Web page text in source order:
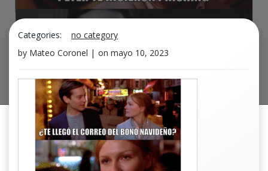
Categories:
no category
by Mateo Coronel | on mayo 10, 2023